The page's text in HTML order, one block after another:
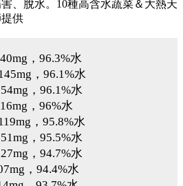
、脫水。10種高含水蔬菜＆大熱天
供
，96.3%水
，96.1%水
，96.1%水
，96%水
，95.8%水
，95.5%水
，94.7%水
，94.4%水